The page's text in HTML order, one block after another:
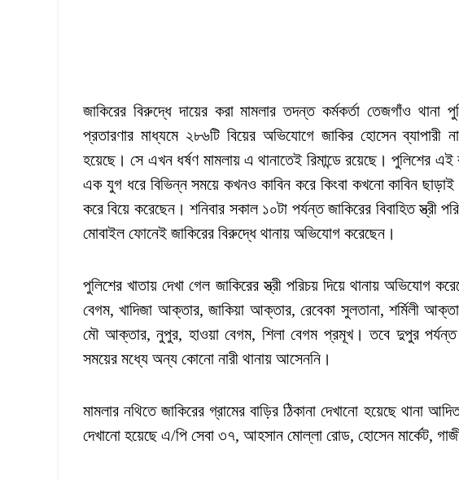
জাকিরের বিরুদ্ধে দায়ের করা মামলার তদন্ত কর্মকর্তা তেজগাঁও
প্রতারণার মাধ্যমে ২৮৬টি বিয়ের অভিযোগে জাকির হোসেন
হয়েছে। সে এখন ধর্ষণ মামলায় এ থানাতেই রিমান্ডে রয়েছে। পুলিশের
এক যুগ ধরে বিভিন্ন সময়ে কখনও কাবিন করে কিংবা কখনো কাবিন ছাড়াই
করে বিয়ে করেছেন। শনিবার সকাল ১০টা পর্যন্ত জাকিরের বিবাহিত স্ত্রী
মোবাইল ফোনেই জাকিরের বিরুদ্ধে থানায় অভিযোগ করেছেন।
পুলিশের খাতায় দেখা গেল জাকিরের স্ত্রী পরিচয় দিয়ে থানায় অভিযোগ
বেগম, খাদিজা আক্তার, জাকিয়া আক্তার, রেবেকা সুলতানা, শর্মিলী
মৌ আক্তার, নুপুর, হাওয়া বেগম, শিলা বেগম প্রমূখ। তবে দুপুর
সময়ের মধ্যে অন্য কোনো নারী থানায় আসেননি।
মামলার নথিতে জাকিরের গ্রামের বাড়ির ঠিকানা দেখানো হয়েছে থানা
দেখানো হয়েছে এ/পি সেবা ৩৭, আহসান মোল্লা রোড, হোসেন মার্কেট,